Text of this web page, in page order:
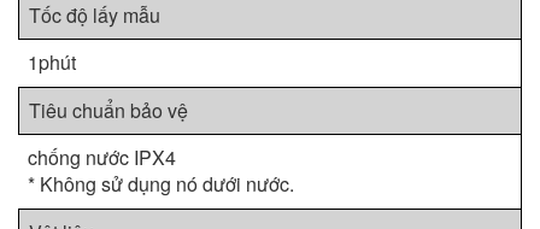
Tốc độ lấy mẫu
1phút
Tiêu chuẩn bảo vệ
chống nước IPX4
* Không sử dụng nó dưới nước.